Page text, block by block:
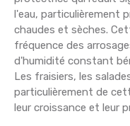
l'eau, particulièrement
chaudes et sèches.
fréquence des
d'humidité constant
Les fraisiers, les
particulièrement de
leur croissance et leur